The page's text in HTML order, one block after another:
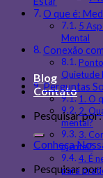
Blog
Contato
Pesquisar por:
Conheça
Pesquisar por:
O que é:
5
Mental
Conexão
Quietude
Perguntas
1. O
2.
mental?
3.
mental?
4. É
para